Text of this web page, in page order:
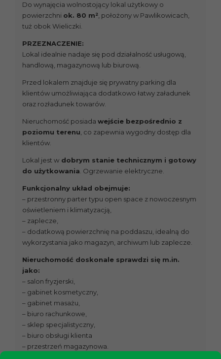
Do wynajęcia wolnostojący lokal użytkowy o
powierzchni ok. 80 m² , położony w Pawlikowicach,
tuż obok Wieliczki.
PRZEZNACZENIE:
Lokal idealnie nadaje się pod działalność usługową,
handlową, magazynową lub biurową.
Przed lokalem znajduje się prywatny parking dla
klientów umożliwiająca dodatkowo łatwy załadunek
oraz rozładunek towarów.
Nieruchomość posiada wejście bezpośrednio z
poziomu terenu , co zapewnia wygodny dostęp dla
klientów.
Lokal jest w dobrym stanie technicznym i gotowy
do użytkowania . Ogrzewanie elektryczne.
Funkcjonalny układ obejmuje:
– przestronny parter typu open space z nowoczesnym
oświetleniem i klimatyzacją,
– zaplecze,
– dodatkową powierzchnię na poddaszu, idealną do
wykorzystania jako magazyn, archiwum lub zaplecze.
Nieruchomość doskonale sprawdzi się m.in.
jako:
– salon fryzjerski,
– gabinet kosmetyczny,
– gabinet masażu,
– biuro rachunkowe,
– sklep specjalistyczny,
– biuro obsługi klienta
– przestrzeń magazynowa.